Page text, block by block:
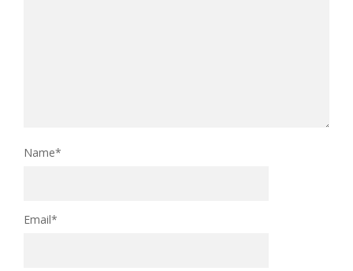
Name*
Email*